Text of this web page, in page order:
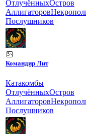
ОтлучённыхОстров
Аллигаторов
Послушников
Командир Лит
Катакомбы
ОтлучённыхОстров
Аллигаторов
Послушников